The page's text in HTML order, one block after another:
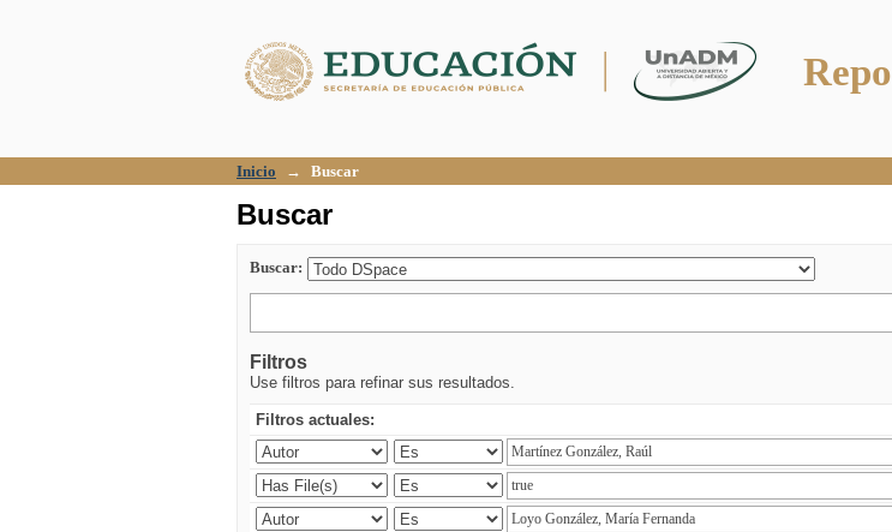
Inicio → Buscar
Buscar
Buscar:
Filtros
Use filtros para refinar sus resultados.
Filtros actuales: